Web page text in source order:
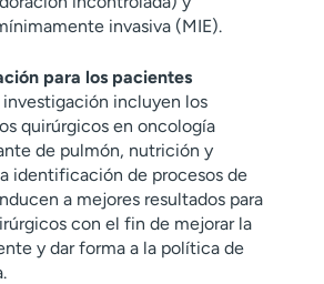
invasiva (MIE).
para los pacientes
incluyen los
quirúrgicos en oncología
de pulmón, nutrición y
identificación de procesos de
a mejores resultados para
con el fin de mejorar la
y dar forma a la política de